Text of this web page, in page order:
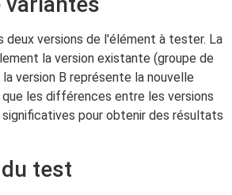
deux versions de l'élément à tester. La
la version existante (groupe de
version B représente la nouvelle
les différences entre les versions
pour obtenir des résultats
test